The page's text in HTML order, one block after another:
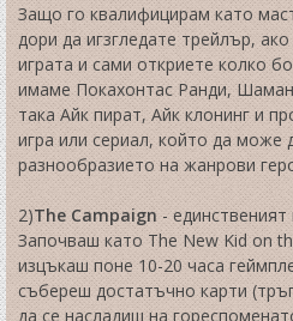
Защо го квалифицирам като
дори да игзгледате трейлър,
играта и сами откриете колко
имаме Покахонтас Ранди,
така Айк пират, Айк клонинг и
игра или сериал, който да може
разнообразието на жанрови
2)The Campaign- единственият
Започваш като The New Kid on
изцъкаш поне 10-20 часа
събереш достатъчно карти
да се насладиш на